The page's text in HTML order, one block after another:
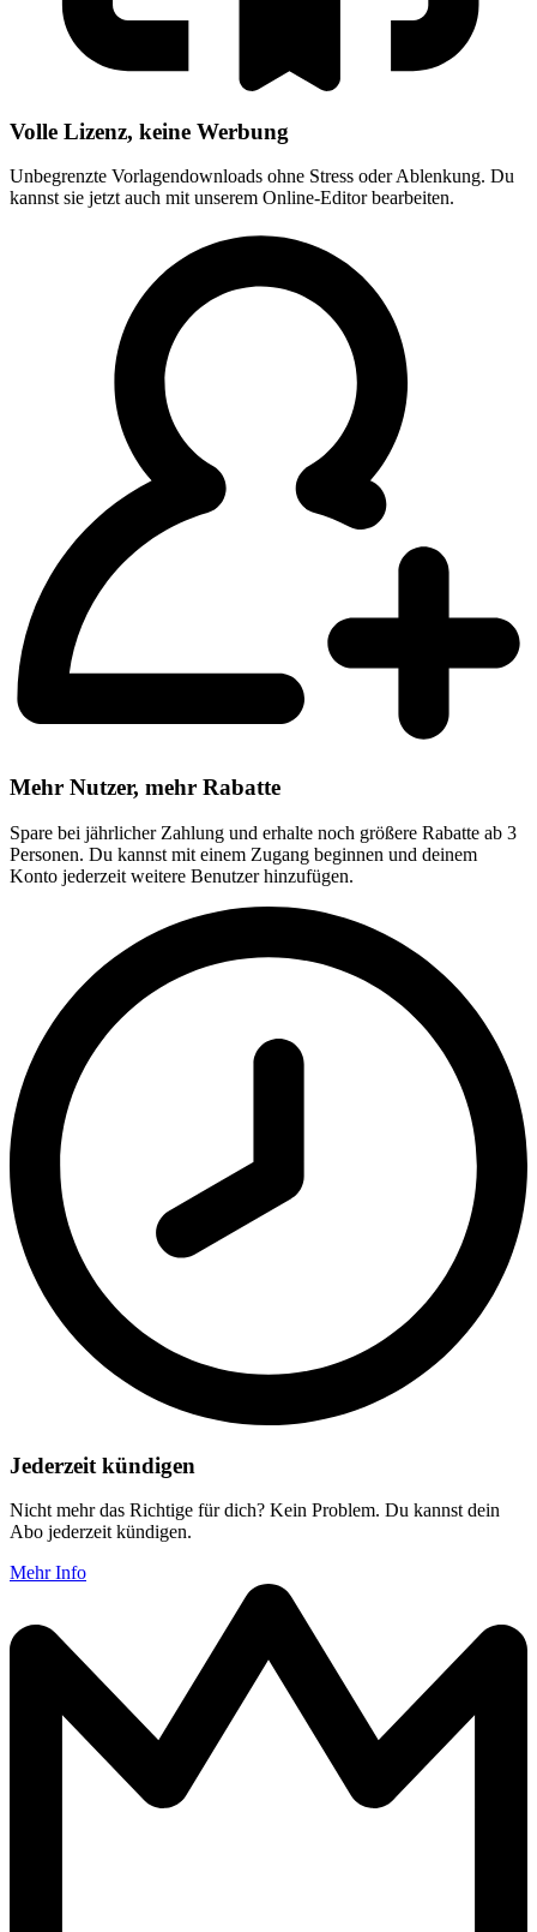
Volle Lizenz, keine Werbung
Unbegrenzte Vorlagendownloads ohne Stress oder Ablenkung. Du
kannst sie jetzt auch mit unserem Online-Editor bearbeiten.
Mehr Nutzer, mehr Rabatte
Spare bei jährlicher Zahlung und erhalte noch größere Rabatte ab 3
Personen. Du kannst mit einem Zugang beginnen und deinem
Konto jederzeit weitere Benutzer hinzufügen.
Jederzeit kündigen
Nicht mehr das Richtige für dich? Kein Problem. Du kannst dein
Abo jederzeit kündigen.
Mehr Info